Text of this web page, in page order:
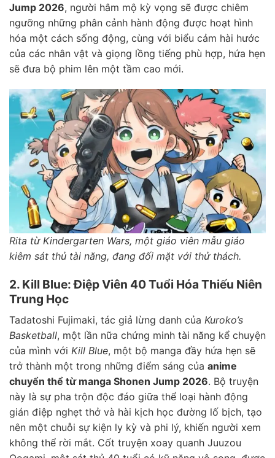
Jump 2026, người hâm mộ kỳ vọng sẽ được chiêm
ngưỡng những phân cảnh hành động được hoạt hình
hóa một cách sống động, cùng với biểu cảm hài hước
của các nhân vật và giọng lồng tiếng phù hợp, hứa hẹn
sẽ đưa bộ phim lên một tầm cao mới.
Rita từ Kindergarten Wars, một giáo viên mẫu giáo
kiêm sát thủ tài năng, đang đối mặt với thử thách.
2. Kill Blue: Điệp Viên 40 Tuổi Hóa Thiếu Niên
Trung Học
Tadatoshi Fujimaki, tác giả lừng danh của Kuroko’s
Basketball, một lần nữa chứng minh tài năng kể chuyện
của mình với Kill Blue, một bộ manga đầy hứa hẹn sẽ
trở thành một trong những điểm sáng của anime
chuyển thể từ manga Shonen Jump 2026. Bộ truyện
này là sự pha trộn độc đáo giữa thể loại hành động
gián điệp nghẹt thở và hài kịch học đường lố bịch, tạo
nên một chuỗi sự kiện ly kỳ và phi lý, khiến người xem
không thể rời mắt. Cốt truyện xoay quanh Juuzou